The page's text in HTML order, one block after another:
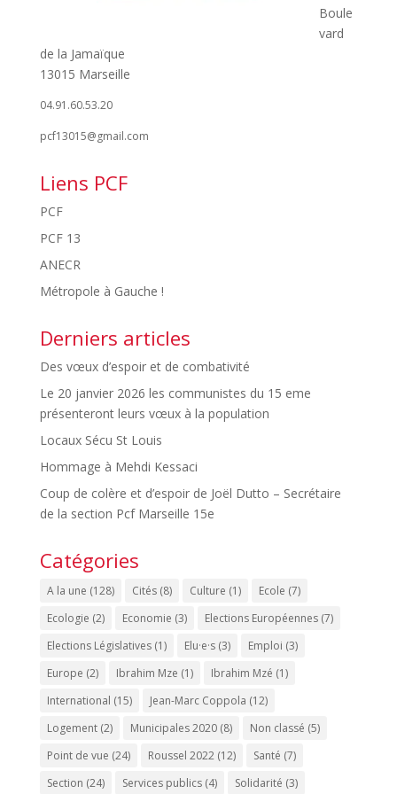
Boule
vard
de la Jamaïque
13015 Marseille
04.91.60.53.20
pcf13015@gmail.com
Liens PCF
PCF
PCF 13
ANECR
Métropole à Gauche !
Derniers articles
Des vœux d’espoir et de combativité
Le 20 janvier 2026 les communistes du 15 eme
présenteront leurs vœux à la population
Locaux Sécu St Louis
Hommage à Mehdi Kessaci
Coup de colère et d’espoir de Joël Dutto – Secrétaire
de la section Pcf Marseille 15e
Catégories
A la une (128) Cités(8) Culture (1) Ecole (7)
Ecologie (2) Economie (3) Elections Européennes(7)
Elections Législatives(1) Elu·e·s(3) Emploi (3)
Europe (2) Ibrahim Mze (1) Ibrahim Mzé (1)
International (15) Jean-Marc Coppola (12)
Logement(2) Municipales 2020(8) Non classé (5)
Point de vue (24) Roussel 2022(12) Santé (7)
Section (24) Services publics(4) Solidarité (3)